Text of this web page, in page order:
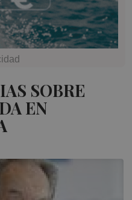
SOBRE
EN